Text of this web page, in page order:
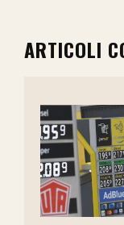
ARTICOLI